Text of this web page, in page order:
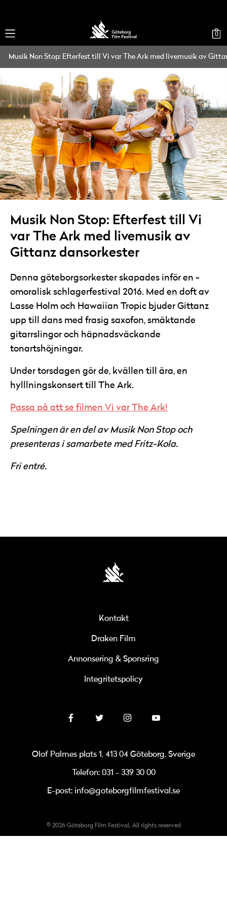
0
Musik Non Stop: Efterfest till Vi var The Ark med livemusik av
Musik Non Stop: Efterfest till Vi
var The Ark med livemusik av
Gittanz dansorkester
Denna göteborgsorkester skapades inför en ­
omoralisk schlagerfestival 2016. Med en doft av
Lasse Holm och Hawaiian Tropic bjuder Gittanz
upp till dans med frasig saxofon, smäktande
gitarrslingor och häpnadsväckande
tonartshöjningar.
Under torsdagen gör de, kvällen till ära, en
hylllningskonsert till The Ark.
Passa på att se filmen Vi var The Ark!
Spelningen är en del av Musik Non Stop och
presenteras i samarbete med Fritz-Kola.
Fri entré.
Kontakt
Draken Film
Annonsering & Sponsring
Integritetspolicy
Olof Palmes plats 1, 413 04 Göteborg, Sverige
Telefon: 031 - 339 30 00
E-post: info@goteborgfilmfestival.se
© 2026 Göteborg Film Festival. All rights reserved